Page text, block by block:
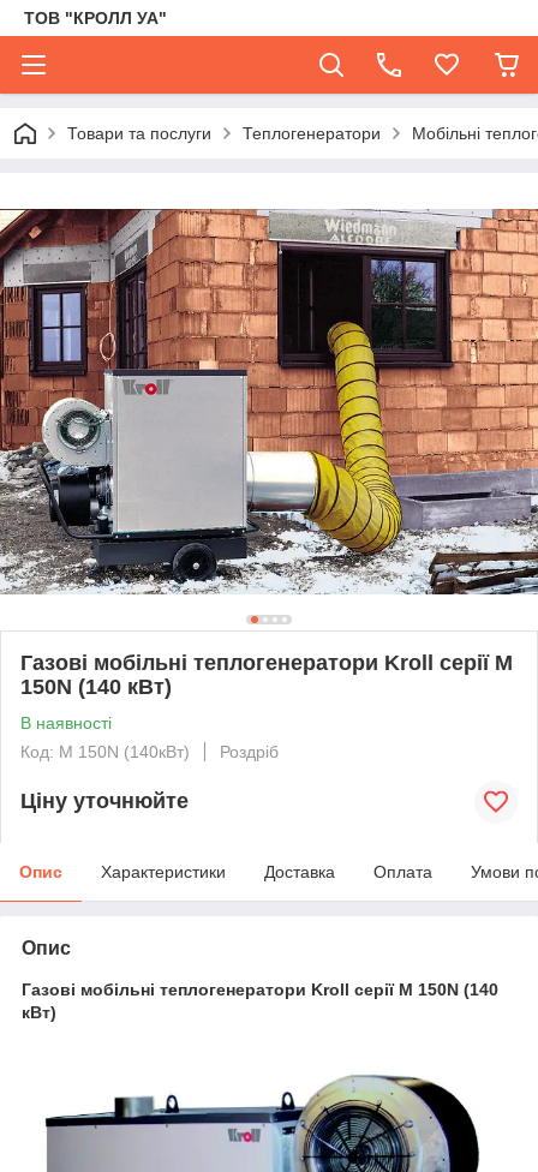
ТОВ "КРОЛЛ УА"
Товари та послуги Теплогенератори Мобільні
Газові мобільні теплогенератори Kroll серії M
150N (140 кВт)
В наявності
Код: M 150N (140кВт)
Роздріб
Ціну уточнюйте
Опис Характеристики Доставка Оплата Умови
Опис
Газові мобільні теплогенератори Kroll серії M 150N (140
кВт)